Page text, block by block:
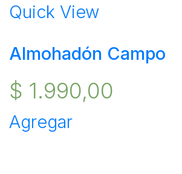
Quick View
Almohadón Campo
$ 1.990,00
Agregar